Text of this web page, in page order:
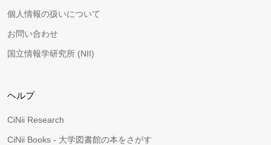
個人情報の扱いについて
お問い合わせ
国立情報学研究所 (NII)
ヘルプ
CiNii Research
CiNii Books - 大学図書館の本をさがす